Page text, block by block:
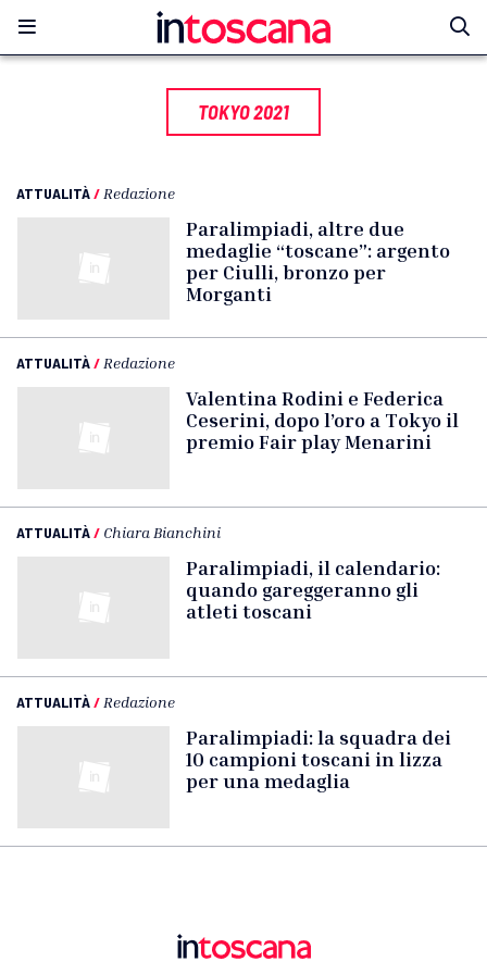
TOKYO 2021
ATTUALITÀ/ Redazione
Paralimpiadi, altre due
medaglie “toscane”: argento
per Ciulli, bronzo per
Morganti
ATTUALITÀ/ Redazione
Valentina Rodini e Federica
Ceserini, dopo l’oro a Tokyo il
premio Fair play Menarini
ATTUALITÀ/ Chiara Bianchini
Paralimpiadi, il calendario:
quando gareggeranno gli
atleti toscani
ATTUALITÀ/ Redazione
Paralimpiadi: la squadra dei
10 campioni toscani in lizza
per una medaglia